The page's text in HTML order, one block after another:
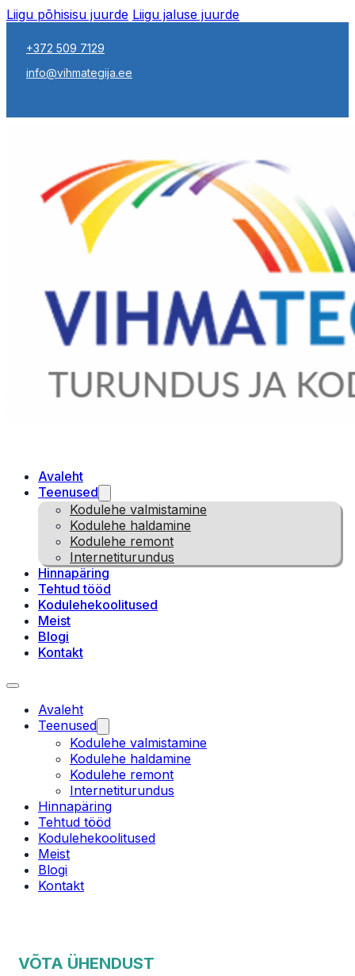
Liigu põhisisu juurde Liigu jaluse juurde
+372 509 7129
info@vihmategija.ee
Avaleht
Teenused
Kodulehe valmistamine
Kodulehe haldamine
Kodulehe remont
Internetiturundus
Hinnapäring
Tehtud tööd
Kodulehekoolitused
Meist
Blogi
Kontakt
Avaleht
Teenused
Kodulehe valmistamine
Kodulehe haldamine
Kodulehe remont
Internetiturundus
Hinnapäring
Tehtud tööd
Kodulehekoolitused
Meist
Blogi
Kontakt
VÕTA ÜHENDUST